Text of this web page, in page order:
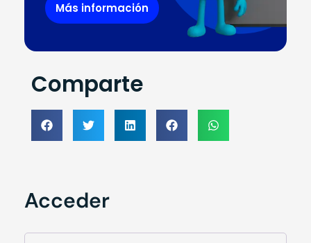
Más información
Comparte
Acceder